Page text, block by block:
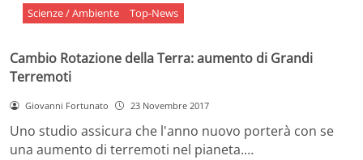
Scienze / Ambiente Top-News
Cambio Rotazione della Terra: aumento di Grandi
Terremoti
Giovanni Fortunato 23 Novembre 2017
Uno studio assicura che l'anno nuovo porterà con se
una aumento di terremoti nel pianeta.…